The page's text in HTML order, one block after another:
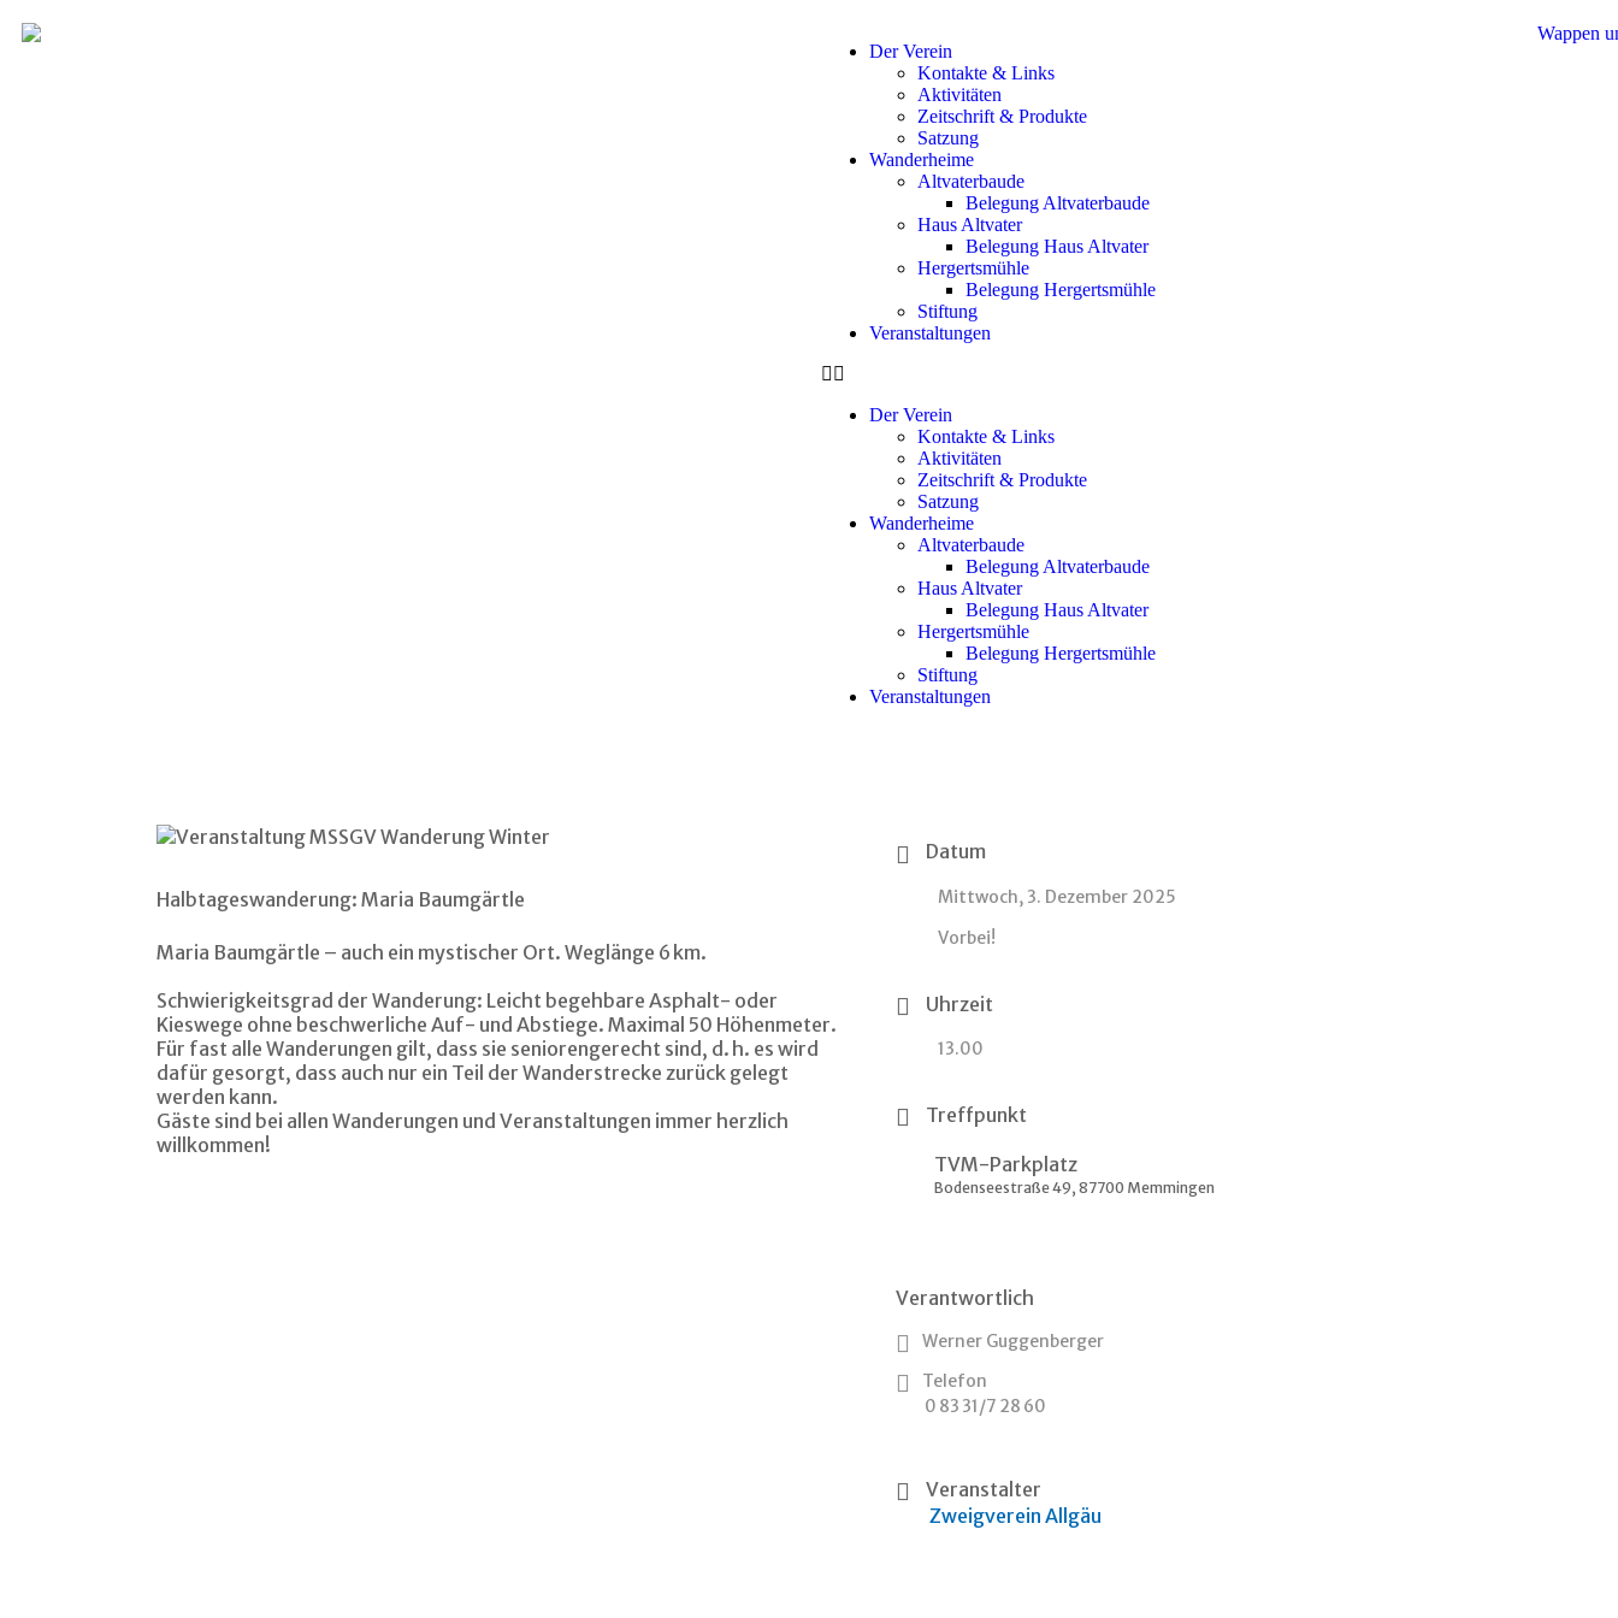
Der Verein
Kontakte & Links
Aktivitäten
Zeitschrift & Produkte
Satzung
Wanderheime
Altvaterbaude
Belegung Altvaterbaude
Haus Altvater
Belegung Haus Altvater
Hergertsmühle
Belegung Hergertsmühle
Stiftung
Veranstaltungen
Der Verein
Kontakte & Links
Aktivitäten
Zeitschrift & Produkte
Satzung
Wanderheime
Altvaterbaude
Belegung Altvaterbaude
Haus Altvater
Belegung Haus Altvater
Hergertsmühle
Belegung Hergertsmühle
Stiftung
Veranstaltungen
Halbtageswanderung: Maria Baumgärtle
Maria Baumgärtle – auch ein mystischer Ort. Weglänge 6 km.
Schwierigkeitsgrad der Wanderung: Leicht begehbare Asphalt- oder
Kieswege ohne beschwerliche Auf- und Abstiege. Maximal 50 Höhenmeter.
Für fast alle Wanderungen gilt, dass sie seniorengerecht sind, d. h. es wird
dafür gesorgt, dass auch nur ein Teil der Wanderstrecke zurück gelegt
werden kann.
Gäste sind bei allen Wanderungen und Veranstaltungen immer herzlich
willkommen!
Datum
Mittwoch, 3. Dezember 2025
Vorbei!
Uhrzeit
13.00
Treffpunkt
TVM-Parkplatz
Bodenseestraße 49, 87700 Memmingen
Verantwortlich
Werner Guggenberger
Telefon
0 83 31/7 28 60
Veranstalter
Zweigverein Allgäu